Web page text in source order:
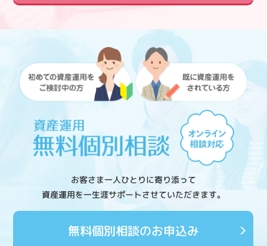
お客さま一人ひとりに寄り添って
資産運用を一生涯サポートさせていただきます。
無料個別相談のお申込み